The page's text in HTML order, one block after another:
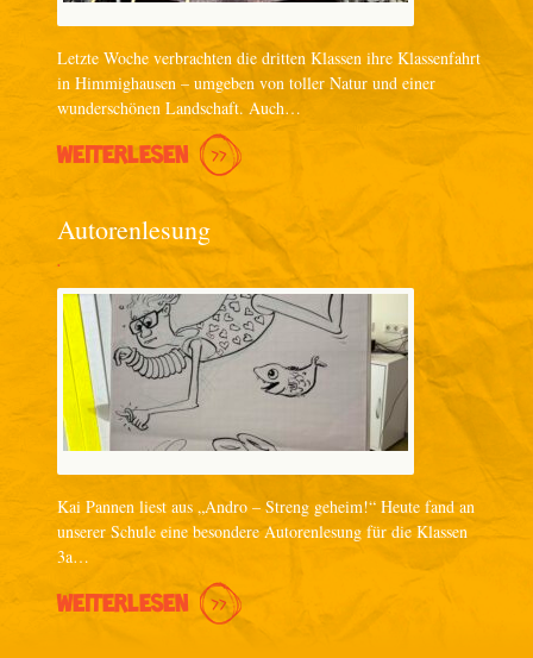
Letzte Woche verbrachten die dritten Klassen ihre Klassenfahrt
in Himmighausen – umgeben von toller Natur und einer
wunderschönen Landschaft. Auch…
WEITERLESEN
Autorenlesung
.
Kai Pannen liest aus „Andro – Streng geheim!“ Heute fand an
unserer Schule eine besondere Autorenlesung für die Klassen
3a…
WEITERLESEN